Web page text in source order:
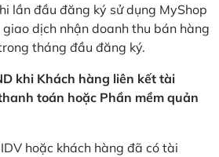
lần đầu đăng ký sử dụng MyShop
dịch nhận doanh thu bán hàng
tháng đầu đăng ký.
khi Khách hàng liên kết tài
toán hoặc Phần mềm quản
hoặc khách hàng đã có tài